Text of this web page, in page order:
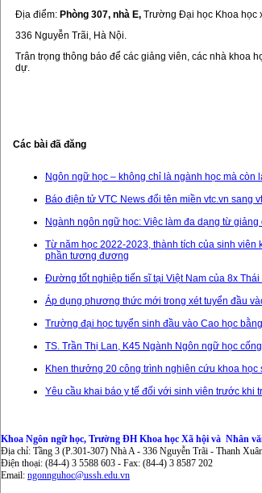
Địa điểm: Phòng 307, nhà E, Trường Đại học Khoa học
336 Nguyễn Trãi, Hà Nội.
Trân trọng thông báo để các giảng viên, các nhà khoa
dự.
Các bài đã đăng
Ngôn ngữ học – không chỉ là ngành học mà còn
Báo điện tử VTC News đổi tên miền vtc.vn sang
Ngành ngôn ngữ học: Việc làm đa dạng từ
Từ năm học 2022-2023, thành tích của sinh
phần tương đương
Đường tốt nghiệp tiến sĩ tại Việt Nam của 8x Thái
Áp dụng phương thức mới trong xét tuyển đầu
Trường đại học tuyển sinh đầu vào Cao học
TS. Trần Thị Lan, K45 Ngành Ngôn ngữ học
Khen thưởng 20 công trình nghiên cứu khoa
Yêu cầu khai báo y tế đối với sinh viên trước khi
Khoa Ngôn ngữ học, Trường ĐH Khoa học Xã hội và Nhân
Địa chỉ: Tầng 3 (P.301-307) Nhà A - 336 Nguyễn Trãi - Thanh
Điện thoại: (84-4) 3 5588 603 - Fax: (84-4) 3 8587 202
Email: ngonnguhoc@ussh.edu.vn